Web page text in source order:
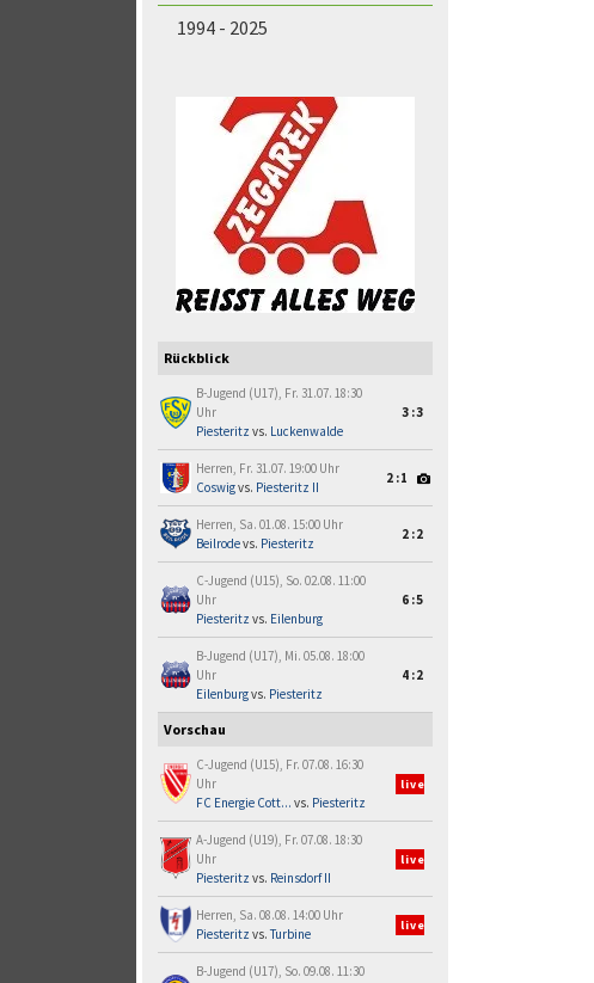
1994 - 2025
Rückblick
B-Jugend (U17), Fr. 31.07. 18:30
Uhr
Piesteritz vs. Luckenwalde
3:3
Herren, Fr. 31.07. 19:00 Uhr
Coswigvs. Piesteritz II
2:1
Herren, Sa. 01.08. 15:00 Uhr
Beilrodevs. Piesteritz
2:2
C-Jugend (U15), So. 02.08. 11:00
Uhr
Piesteritz vs. Eilenburg
6:5
B-Jugend (U17), Mi. 05.08. 18:00
Uhr
Eilenburgvs. Piesteritz
4:2
Vorschau
C-Jugend (U15), Fr. 07.08. 16:30
Uhr
FC Energie Cott... vs. Piesteritz
live
A-Jugend (U19), Fr. 07.08. 18:30
Uhr
Piesteritz vs. Reinsdorf II
live
Herren, Sa. 08.08. 14:00 Uhr
Piesteritz vs.Turbine
live
B-Jugend (U17), So. 09.08. 11:30